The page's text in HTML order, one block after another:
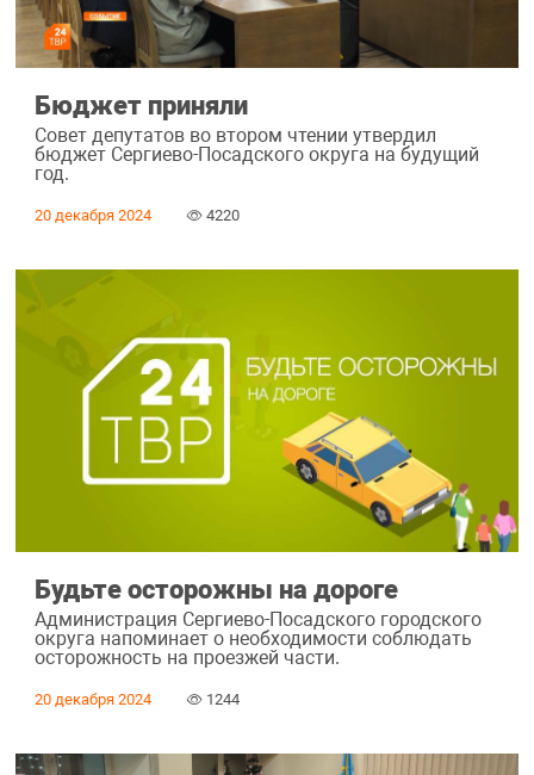
Бюджет приняли
Совет депутатов во втором чтении утвердил
бюджет Сергиево-Посадского округа на будущий
год.
20 декабря 2024 4220
Будьте осторожны на дороге
Администрация Сергиево-Посадского городского
округа напоминает о необходимости соблюдать
осторожность на проезжей части.
20 декабря 2024 1244